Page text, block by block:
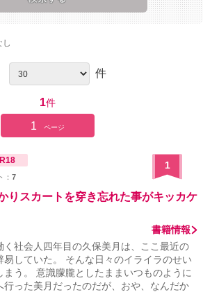
し
件
1件
1 ページ
R18
： 7
1
りスカートを穿き忘れた事がキッカケ
書籍情報
く社会人四年目の久保美月は、ここ最近の
易していた。 そんな日々のイライラのせい
う。 意識朦朧としたままいつものように
った美月だったのだが、おや、なんだか